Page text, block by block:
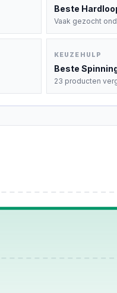
Beste
Vaak gezocht
KEUZEHULP
Beste
23 producten